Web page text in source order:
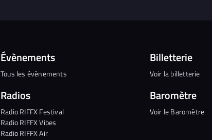
Évènements
Tous les évènements
Radios
Radio RIFFX Festival
Radio RIFFX Vibes
Radio RIFFX Air
Billetterie
Voir la billetterie
Baromètre
Voir le Baromètre